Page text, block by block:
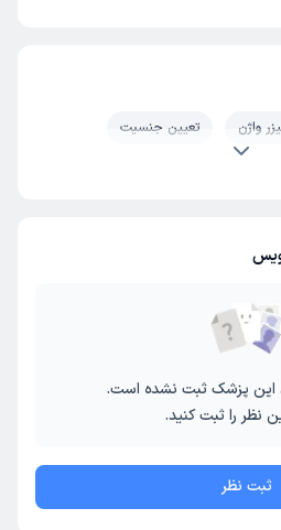
واژن
تعیین جنسیت
این پزشک ثبت نشده است.
نظر را ثبت کنید.
ثبت نظر